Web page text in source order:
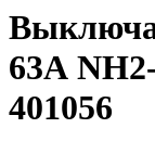
63А
401056